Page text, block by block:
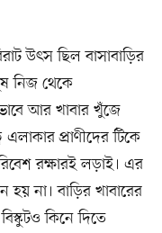
উৎস ছিল বাসাবাড়ির
নিজ থেকে
আর খাবার খুঁজে
প্রাণীদের টিকে
রক্ষারই লড়াই। এর
হয় না। বাড়ির খাবারের
কিনে দিতে